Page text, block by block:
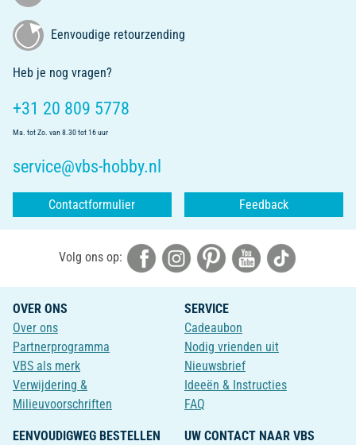
Eenvoudige retourzending
Heb je nog vragen?
+31 20 809 5778
Ma. tot Zo. van 8.30 tot 16 uur
service@vbs-hobby.nl
Contactformulier Feedback
Volg ons op:
OVER ONS
Over ons
Partnerprogramma
VBS als merk
Verwijdering &
Milieuvoorschriften
SERVICE
Cadeaubon
Nodig vrienden uit
Nieuwsbrief
Ideeën & Instructies
FAQ
EENVOUDIGWEG BESTELLEN
UW CONTACT NAAR VBS